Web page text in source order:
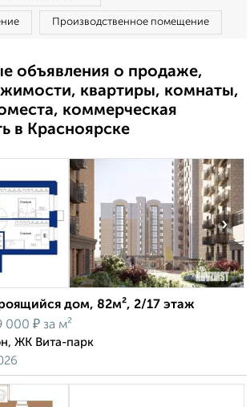
Производственное помещение
объявления о продаже,
квартиры, комнаты,
коммерческая
в Красноярске
›
дом, 82м², 2/17 этаж
000 ₽ за м²
ЖК Вита-парк